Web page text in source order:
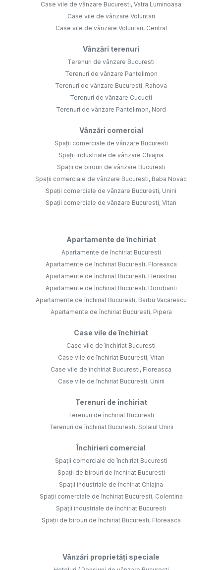
Case vile de vânzare Bucuresti, Vatra Luminoasa
Case vile de vânzare Voluntari
Case vile de vânzare Voluntari, Central
Vânzări terenuri
Terenuri de vânzare Bucuresti
Terenuri de vânzare Pantelimon
Terenuri de vânzare Bucuresti, Rahova
Terenuri de vânzare Cucueti
Terenuri de vânzare Pantelimon, Nord
Vânzări comercial
Spații comerciale de vânzare Bucuresti
Spații industriale de vânzare Chiajna
Spații de birouri de vânzare Bucuresti
Spații comerciale de vânzare Bucuresti, Baba Novac
Spații comerciale de vânzare Bucuresti, Unirii
Spații comerciale de vânzare Bucuresti, Vitan
Apartamente de închiriat
Apartamente de închiriat Bucuresti
Apartamente de închiriat Bucuresti, Floreasca
Apartamente de închiriat Bucuresti, Herastrau
Apartamente de închiriat Bucuresti, Dorobanti
Apartamente de închiriat Bucuresti, Barbu Vacarescu
Apartamente de închiriat Bucuresti, Pipera
Case vile de închiriat
Case vile de închiriat Bucuresti
Case vile de închiriat Bucuresti, Vitan
Case vile de închiriat Bucuresti, Floreasca
Case vile de închiriat Bucuresti, Unirii
Terenuri de închiriat
Terenuri de închiriat Bucuresti
Terenuri de închiriat Bucuresti, Splaiul Unirii
Închirieri comercial
Spații comerciale de închiriat Bucuresti
Spații de birouri de închiriat Bucuresti
Spații industriale de închiriat Chiajna
Spații comerciale de închiriat Bucuresti, Colentina
Spații industriale de închiriat Bucuresti
Spații de birouri de închiriat Bucuresti, Floreasca
Vânzări proprietăți speciale